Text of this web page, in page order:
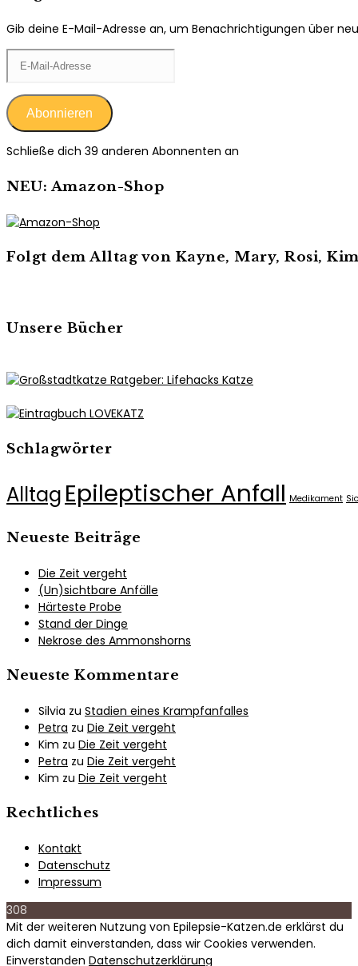
Gib deine E-Mail-Adresse an, um Benachrichtigungen über
Mail-
Abonnieren
Schließe dich 39 anderen Abonnenten an
NEU: Amazon-Shop
Folgt dem Alltag von Kayne, Mary, Rosi,
Unsere Bücher
Schlagwörter
Alltag Epileptischer Anfall Medikament
Neueste Beiträge
Die Zeit vergeht
(Un)sichtbare Anfälle
Härteste Probe
Stand der Dinge
Nekrose des Ammonshorns
Neueste Kommentare
Silvia zu Stadien eines Krampfanfalles
Petra zu Die Zeit vergeht
Kim zu Die Zeit vergeht
Petra zu Die Zeit vergeht
Kim zu Die Zeit vergeht
Rechtliches
Kontakt
Datenschutz
Impressum
308
Mit der weiteren Nutzung von Epilepsie-Katzen.de erklärst du
dich damit einverstanden, dass wir Cookies verwenden.
Einverstanden Datenschutzerklärung